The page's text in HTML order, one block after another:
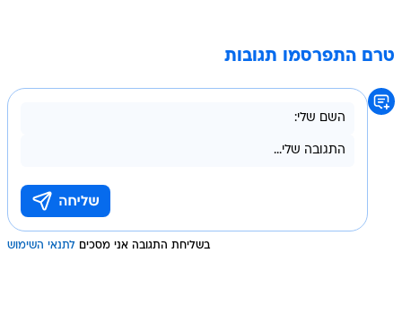
טרם התפרסמו תגובות
בשליחת התגובה אני מסכים לתנאי השימוש